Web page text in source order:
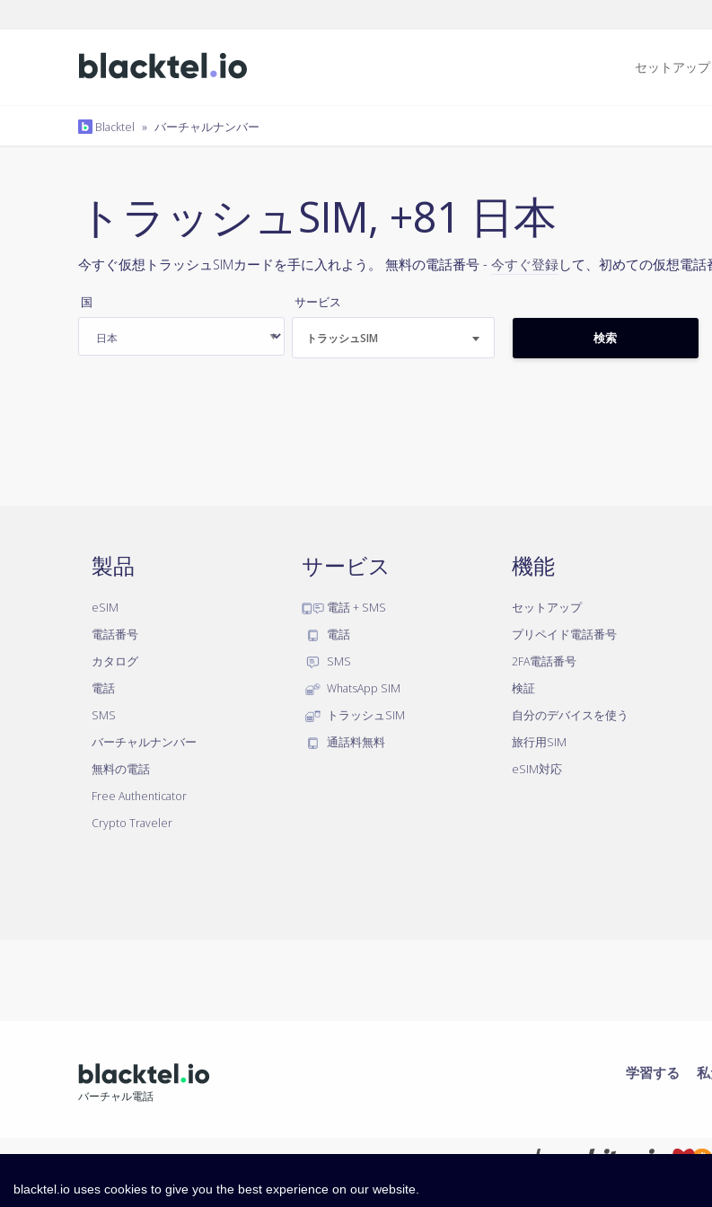
セットアップ
Blacktel » バーチャルナンバー
トラッシュSIM, +81 日本
今すぐ仮想トラッシュSIMカードを手に入れよう。 無料の電話番号 - 今すぐ登録して、初めての仮想電話
国 サービス
トラッシュSIM
製品
eSIM
電話番号
カタログ
電話
SMS
バーチャルナンバー
無料の電話
Free Authenticator
Crypto Traveler
サービス
電話 + SMS
電話
SMS
WhatsApp SIM
トラッシュSIM
通話料無料
機能
セットアップ
プリペイド電話番号
2FA電話番号
検証
自分のデバイスを使う
旅行用SIM
eSIM対応
バーチャル電話
学習する
blacktel.io uses cookies to give you the best experience on our website.